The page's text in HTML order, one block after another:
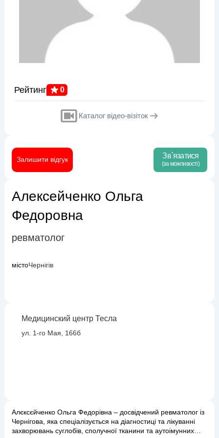
Рейтинг 0
Каталог відео-візіток
Залишити відгук Зв`язатися
(за можливості)
Алексейченко Ольга
Федоровна
ревматолог
містоЧернігів
Медицинский центр Тесла
ул. 1-го Мая, 166б
Алєксєйченко Ольга Федорівна – досвідчений ревматолог із
Чернігова, яка спеціалізується на діагностиці та лікуванні
захворювань суглобів, сполучної тканини та аутоімунних